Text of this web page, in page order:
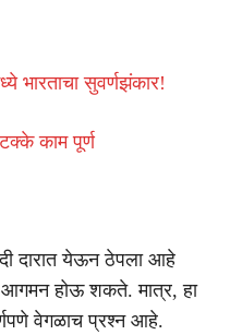
सुवर्णझंकार!
काम पूर्ण
दारात येऊन ठेपला आहे
आगमन होऊ शकते. मात्र, हा
वेगळाच प्रश्न आहे.